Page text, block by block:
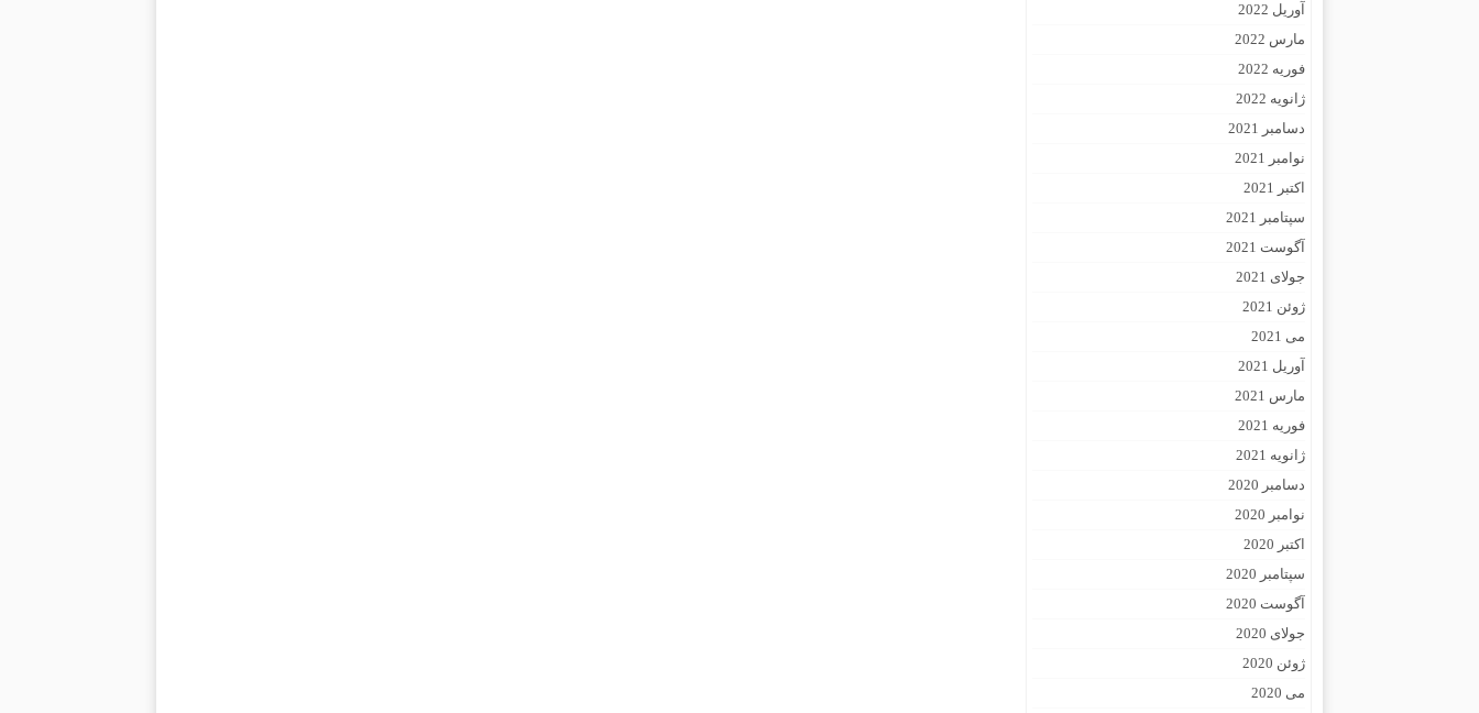
آوریل 2022
مارس 2022
فوریه 2022
ژانویه 2022
دسامبر 2021
نوامبر 2021
اکتبر 2021
سپتامبر 2021
آگوست 2021
جولای 2021
ژوئن 2021
می 2021
آوریل 2021
مارس 2021
فوریه 2021
ژانویه 2021
دسامبر 2020
نوامبر 2020
اکتبر 2020
سپتامبر 2020
آگوست 2020
جولای 2020
ژوئن 2020
می 2020